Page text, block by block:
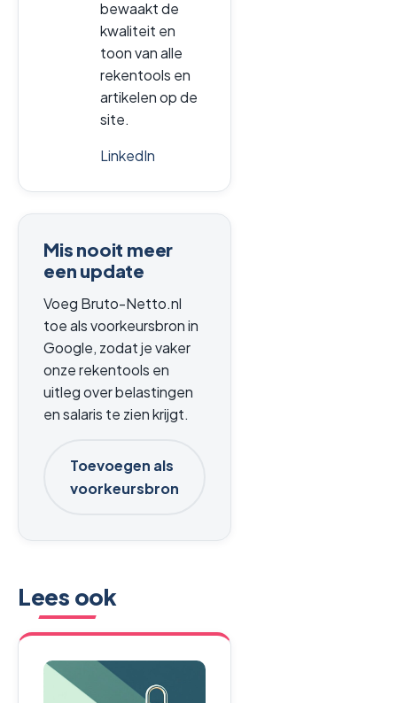
bewaakt de
kwaliteit en
toon van alle
rekentools en
artikelen op de
site.
LinkedIn
Mis nooit meer
een update
Voeg Bruto-Netto.nl
toe als voorkeursbron in
Google, zodat je vaker
onze rekentools en
uitleg over belastingen
en salaris te zien krijgt.
Toevoegen als
voorkeursbron
Lees ook